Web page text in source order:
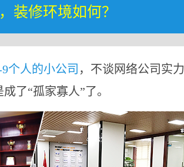
装修环境如何？
9个人的小公司 ，不谈网络公司实力
了“孤家寡人”了。